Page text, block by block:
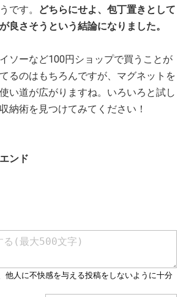
です。
どちらにせよ、包丁置きとして
良さそうという結論になりました。
ソーなど100円ショップで買うことが
るのはもちろんですが、マグネットを
い道が広がりますね。いろいろと試し
納術を見つけてみてください！
ンド